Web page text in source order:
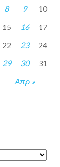
Απρ »
8 9
10
15 16
17
22 23
24
29 30 31